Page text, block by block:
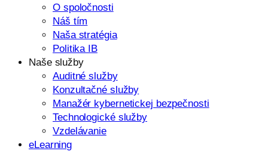
O spoločnosti
Náš tím
Naša stratégia
Politika IB
Naše služby
Auditné služby
Konzultačné služby
Manažér kybernetickej bezpečnosti
Technologické služby
Vzdelávanie
eLearning